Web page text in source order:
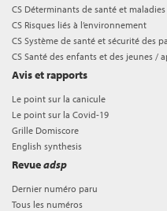
CS Déterminants de santé et
CS Risques liés à l’environnement
CS Système de santé et sécurité des
CS Santé des enfants et des jeunes /
Avis et rapports
Le point sur la canicule
Le point sur la Covid-19
Grille Domiscore
English synthesis
Revueadsp
Dernier numéro paru
Tous les numéros